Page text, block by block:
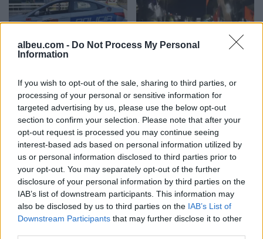
albeu.com - Do Not Process My Personal
Information
If you wish to opt-out of the sale, sharing to third parties, or
processing of your personal or sensitive information for
targeted advertising by us, please use the below opt-out
section to confirm your selection. Please note that after your
opt-out request is processed you may continue seeing
interest-based ads based on personal information utilized by
us or personal information disclosed to third parties prior to
your opt-out. You may separately opt-out of the further
disclosure of your personal information by third parties on the
IAB’s list of downstream participants. This information may
also be disclosed by us to third parties on the IAB’s List of
Downstream Participants that may further disclose it to other
për dosjen e inceneratorit
të Tiranës, arrestohet
Renardo Nallbani në
Palasë
protesta kundër klasës
politike: “Nesër më
shumë!”
Protestuesit vijojnë
marshimin pa u ndalur:
Ditëve shumë të nxehta
po u vjen fundi?